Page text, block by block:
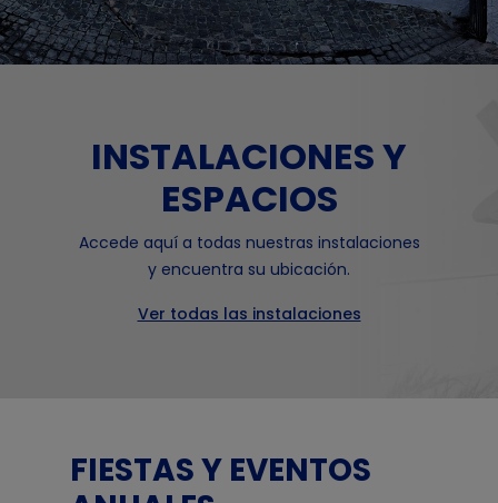
INSTALACIONES Y
ESPACIOS
Accede aquí a todas nuestras instalaciones
y encuentra su ubicación.
Ver todas las instalaciones
FIESTAS Y EVENTOS